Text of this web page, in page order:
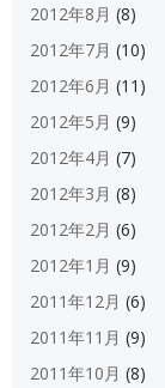
2012年8月 (8)
2012年7月 (10)
2012年6月 (11)
2012年5月 (9)
2012年4月 (7)
2012年3月 (8)
2012年2月 (6)
2012年1月 (9)
2011年12月 (6)
2011年11月 (9)
2011年10月 (8)